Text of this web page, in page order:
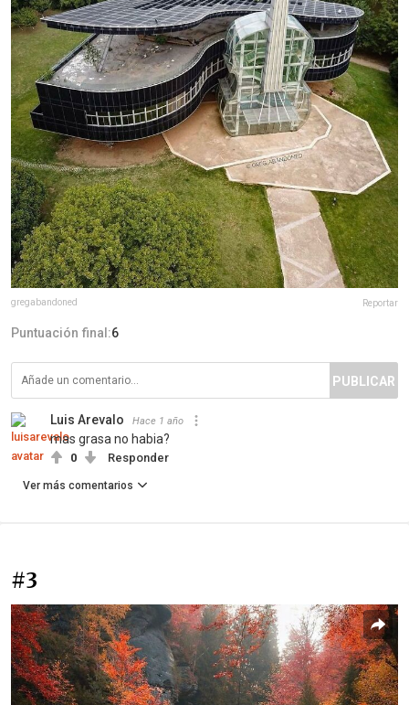
gregabandoned Reportar
Puntuación final:6
PUBLICAR
Luis Arevalo Hace 1 año
mas grasa no habia?
0 Responder
Ver más comentarios
#3